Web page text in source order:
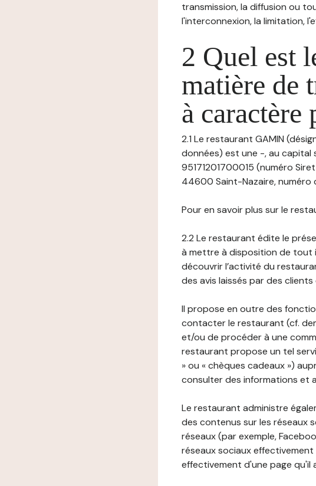
transmission, la diffusion ou
l'interconnexion, la limitation,
2 Quel est
matière de
à caractère
2.1 Le restaurant GAMIN
données) est une -, au capital
95171201700015 (numéro
44600 Saint-Nazaire, numéro
Pour en savoir plus sur le
2.2 Le restaurant édite le
à mettre à disposition de tout
découvrir l’activité du
des avis laissés par des
Il propose en outre des
contacter le restaurant (cf.
et/ou de procéder à une
restaurant propose un tel
» ou « chèques cadeaux »)
consulter des informations et
Le restaurant administre
des contenus sur les réseaux
réseaux (par exemple,
réseaux sociaux
effectivement d'une page qu'il